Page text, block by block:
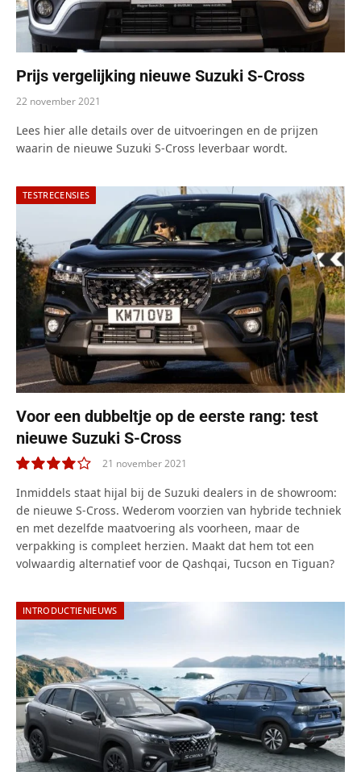
Prijs vergelijking nieuwe Suzuki S-Cross
22 november 2021
Lees hier alle details over de uitvoeringen en de prijzen
waarin de nieuwe Suzuki S-Cross leverbaar wordt.
TESTRECENSIES
Voor een dubbeltje op de eerste rang: test
nieuwe Suzuki S-Cross
8.0
21 november 2021
Inmiddels staat hijal bij de Suzuki dealers in de showroom:
de nieuwe S-Cross. Wederom voorzien van hybride techniek
en met dezelfde maatvoering als voorheen, maar de
verpakking is compleet herzien. Maakt dat hem tot een
volwaardig alternatief voor de Qashqai, Tucson en Tiguan?
INTRODUCTIENIEUWS